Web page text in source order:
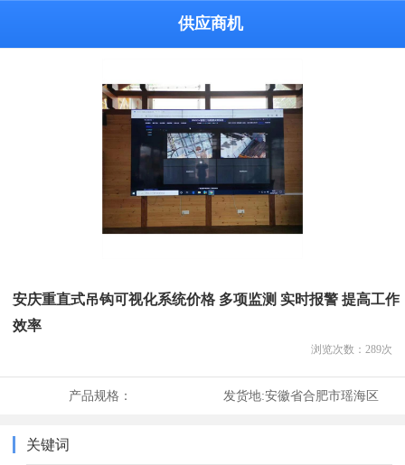
供应商机
安庆重直式吊钩可视化系统价格 多项监测 实时报警 提高工作
效率
浏览次数： 289次
产品规格： 发货地:安徽省合肥市瑶海区
关键词